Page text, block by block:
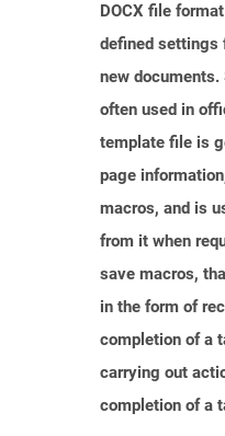
DOCX file
defined settings
new documents.
often used in
template file is
page
macros, and is
from it when
save macros,
in the form of
completion of a
carrying out
completion of a